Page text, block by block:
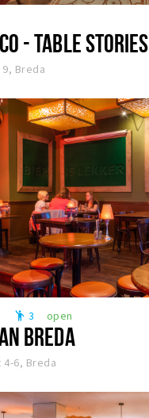
- TABLE STORIES
Breda
emoji_people 3 open
BREDA
6, Breda